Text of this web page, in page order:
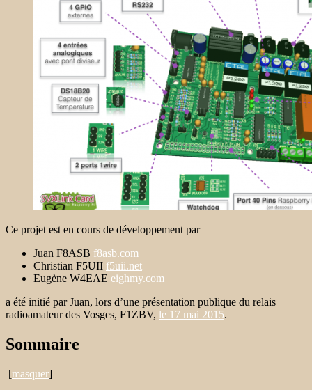
Ce projet est en cours de développement par
Juan F8ASB f8asb.com
Christian F5UII f5uii.net
Eugène W4EAE eighmy.com
a été initié par Juan, lors d’une présentation publique du relais
radioamateur des Vosges, F1ZBV, le 17 mai 2015.
Sommaire
[masquer]